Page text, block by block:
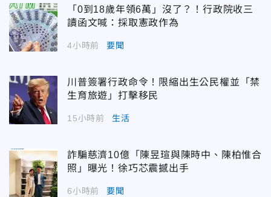
「0到18歲年領6萬」沒了？！行政院收三
讀函文喊：採取憲政作為
4小時前 要聞
川普簽署行政命令！限縮出生公民權並「禁
生育旅遊」打擊移民
15小時前 生活
詐騙慈濟10億「陳昱瑄與陳時中、陳柏惟合
照」曝光！徐巧芯震撼出手
6小時前 要聞